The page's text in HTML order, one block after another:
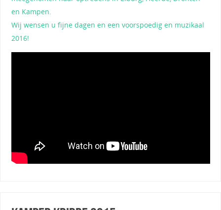
en Kampen.
Wij wensen u fijne dagen en een voorspoedig en muzikaal
2016!